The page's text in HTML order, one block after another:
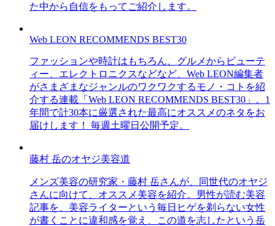
た中から自信をもってご紹介します。
Web LEON RECOMMENDS BEST30
ファッションや時計はもちろん、グルメからビューテ
ィー、エレクトロニクスなどなど、Web LEON編集者
がさまざまなジャンルのワクワクするモノ・コトを紹
介する連載「Web LEON RECOMMENDS BEST30」。1
年間で計30本に厳選された最高にオススメのネタをお
届けします！ 毎週土曜日公開予定。
藤村 岳のオヤジ美容道
メンズ美容の研究家・藤村 岳さんが、同世代のオヤジ
さんに向けて、オススメ美容を紹介。男性が読む美容
記事を、美容ライターという毎日ヒゲを剃らない女性
が書くことに違和感を覚え、この道を志したという岳